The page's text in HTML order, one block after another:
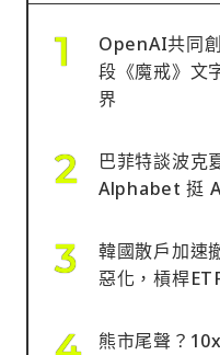
OpenAI共同
段《魔戒》文
界
巴菲特談波克
Alphabet 挺
韓國散戶加速
惡化，槓桿
熊市尾聲？